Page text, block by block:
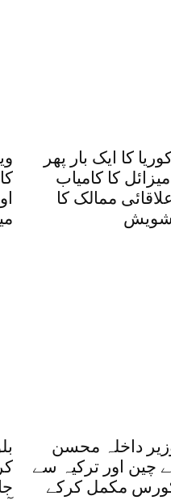
کا ایک بار پھر
کا کامیاب
ممالک کا
داخلہ محسن
چین اور ترکیہ سے
کورس مکمل کرکے